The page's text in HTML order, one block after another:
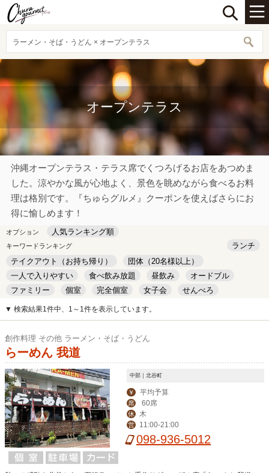
ラーメン・そば・うどん × オープンテラス
オープンテラス
沖縄オープンテラス・テラス席でくつろげるお店をあつめま
した。涼やかな風が心地よく、景色を眺めながら食べるお料
理は格別です。『ちゅらグルメ』クーポンを使えばさらにお
得に愉しめます！
オプション 人気ランキング順
キーワードランキング
ランチ
テイクアウト（お持ち帰り）
団体（20名様以上）
一人で入りやすい
食べ飲み放題 昼飲み
オードブル
ファミリー
個室 完全個室 女子会
せんべろ
キッズルーム
安い デート
▼ 検索結果1件中、1～1件を表示しています。
創作料理 その他 ラーメン・そば・うどん
らーめん 我道
中部｜北谷町
￥ 平均予算
席 60席
休 木
営 11:00-21:00
098-936-5012